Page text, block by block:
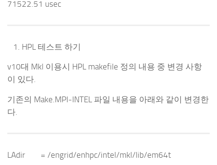
71522.51 usec
HPL 테스트 하기
v10대 Mkl 이용시 HPL makefile 정의 내용 중 변경 사항
이 있다.
기존의 Make.MPI-INTEL 파일 내용을 아래와 같이 변경한
다.
LAdir = /engrid/enhpc/intel/mkl/lib/em64t